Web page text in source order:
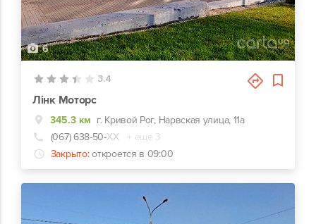
6
3.4
Лінк Моторс
345.3 км г. Кривой Рог, Нарвская улица, 11а
(067) 638-50-ХХ
+ еще 3
Закрыто: откроется в 09:00